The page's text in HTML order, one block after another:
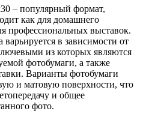
– популярный формат,
как для домашнего
профессиональных выставок.
варьируется в зависимости от
из которых являются
фотобумаги, а также
Варианты фотобумаги
и матовую поверхности, что
и общее
фото.